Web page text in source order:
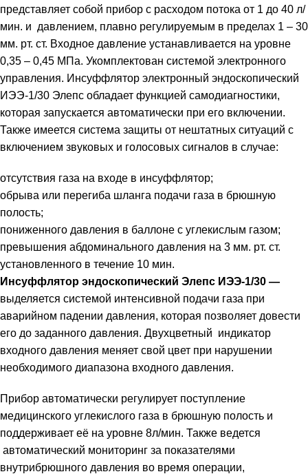
представляет собой прибор с расходом потока от 1 до 40 л/
мин. и давлением, плавно регулируемым в пределах 1 – 30
мм. рт. ст. Входное давление устанавливается на уровне
0,35 – 0,45 МПа. Укомплектован системой электронного
управления. Инсуффлятор электронный эндоскопический
ИЭЭ-1/30 Элепс обладает функцией самодиагностики,
которая запускается автоматически при его включении.
Также имеется система защиты от нештатных ситуаций с
включением звуковых и голосовых сигналов в случае:
отсутствия газа на входе в инсуффлятор;
обрыва или перегиба шланга подачи газа в брюшную
полость;
пониженного давления в баллоне с углекислым газом;
превышения абдоминального давления на 3 мм. рт. ст.
установленного в течение 10 мин.
Инсуффлятор эндоскопический Элепс ИЭЭ-1/30 —
выделяется системой интенсивной подачи газа при
аварийном падении давления, которая позволяет довести
его до заданного давления. Двухцветный индикатор
входного давления меняет свой цвет при нарушении
необходимого диапазона входного давления.
Прибор автоматически регулирует поступление
медицинского углекислого газа в брюшную полость и
поддерживает её на уровне 8л/мин. Также ведется
автоматический мониторинг за показателями
внутрибрюшного давления во время операции,